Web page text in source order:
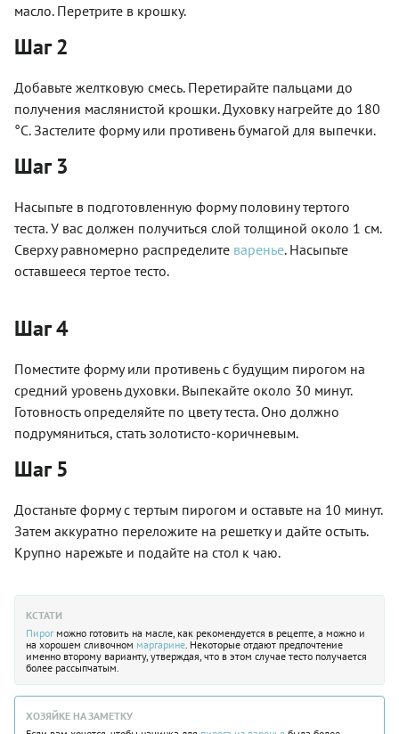
масло. Перетрите в крошку.
Шаг 2
Добавьте желтковую смесь. Перетирайте пальцами до
получения маслянистой крошки. Духовку нагрейте до 180
°C. Застелите форму или противень бумагой для выпечки.
Шаг 3
Насыпьте в подготовленную форму половину тертого
теста. У вас должен получиться слой толщиной около 1 см.
Сверху равномерно распределите варенье. Насыпьте
оставшееся тертое тесто.
Шаг 4
Поместите форму или противень с будущим пирогом на
средний уровень духовки. Выпекайте около 30 минут.
Готовность определяйте по цвету теста. Оно должно
подрумяниться, стать золотисто-коричневым.
Шаг 5
Достаньте форму с тертым пирогом и оставьте на 10 минут.
Затем аккуратно переложите на решетку и дайте остыть.
Крупно нарежьте и подайте на стол к чаю.
КСТАТИ
Пирог можно готовить на масле, как рекомендуется в рецепте, а можно и
на хорошем сливочном маргарине . Некоторые отдают предпочтение
именно второму варианту, утверждая, что в этом случае тесто получается
более рассыпчатым.
ХОЗЯЙКЕ НА ЗАМЕТКУ